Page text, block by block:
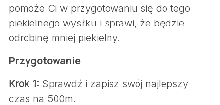
pomoże Ci w przygotowaniu się do tego
piekielnego wysiłku i sprawi, że będzie…
odrobinę mniej piekielny.
Przygotowanie
Krok 1: Sprawdź i zapisz swój najlepszy
czas na 500m.